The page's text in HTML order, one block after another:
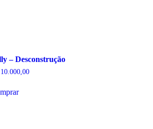
– Desconstrução